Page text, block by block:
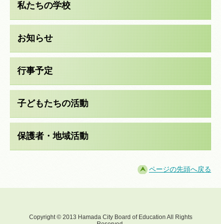
私たちの学校
お知らせ
行事予定
子どもたちの活動
保護者・地域活動
ページの先頭へ戻る
Copyright © 2013 Hamada City Board of Education All Rights